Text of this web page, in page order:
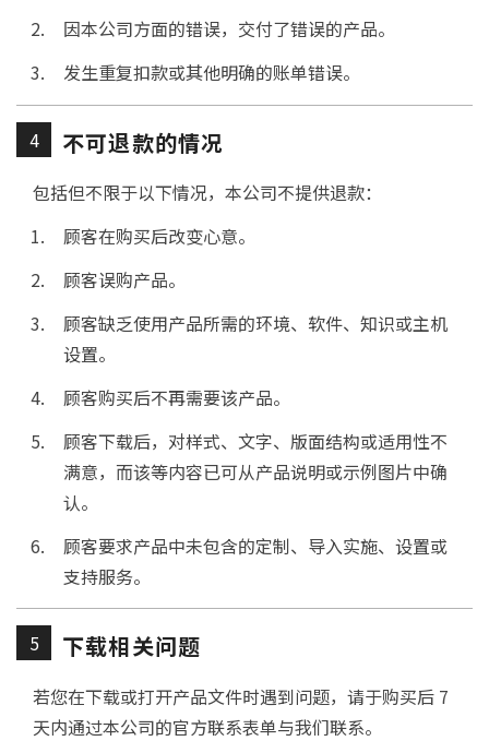
因本公司方面的错误，交付了错误的产品。
发生重复扣款或其他明确的账单错误。
4 不可退款的情况
包括但不限于以下情况，本公司不提供退款：
顾客在购买后改变心意。
顾客误购产品。
顾客缺乏使用产品所需的环境、软件、知识或主机
设置。
顾客购买后不再需要该产品。
顾客下载后，对样式、文字、版面结构或适用性不
满意，而该等内容已可从产品说明或示例图片中确
认。
顾客要求产品中未包含的定制、导入实施、设置或
支持服务。
5 下载相关问题
若您在下载或打开产品文件时遇到问题，请于购买后 7
天内通过本公司的官方联系表单与我们联系。